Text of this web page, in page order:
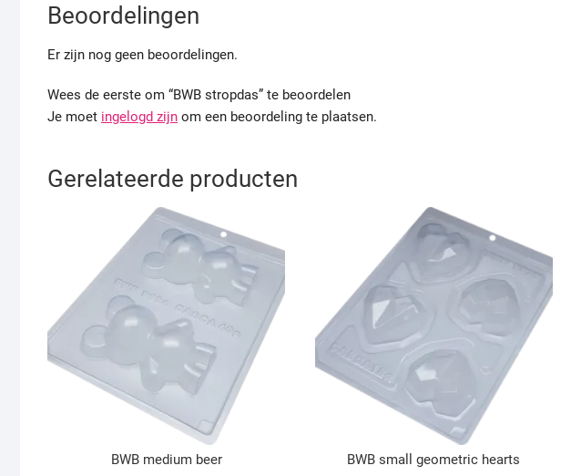
Beoordelingen
Er zijn nog geen beoordelingen.
Wees de eerste om “BWB stropdas” te beoordelen
Je moet ingelogd zijn om een beoordeling te plaatsen.
Gerelateerde producten
BWB medium beer BWB small geometric hearts